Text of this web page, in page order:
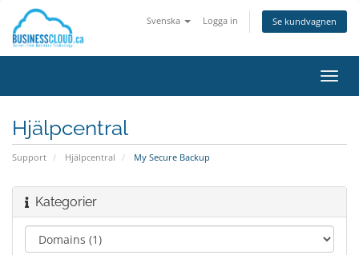
Svenska Logga in Se kundvagnen
Växla
Hjälpcentral
Support Hjälpcentral My Secure Backup
Kategorier